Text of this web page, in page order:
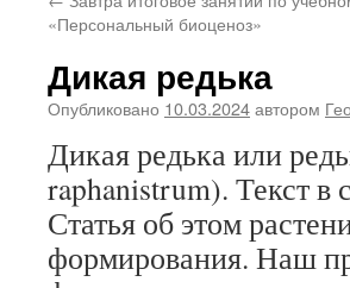
«Персональный биоценоз»
Дикая редька
Опубликовано 10.03.2024автором
Дикая редька или
raphanistrum). Текст в
Статья об этом
формирования. Наш